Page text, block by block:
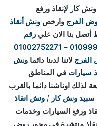
كار لإنقاذ ورفع
الفرج وارخص ونش أنقاذ
رقم
–
01002752271
الفرج لاننا لدينا دائما ونش
سيارات في المناطق
لذلك اوناشنا دائما بالقرب
سبيد ونش كار / ونش انقاذ
في انقاذ ورفع السيارات وخدمات
إنقاذ منتشرة في محور روض